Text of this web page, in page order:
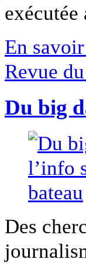
En
Revue
Du big
Des